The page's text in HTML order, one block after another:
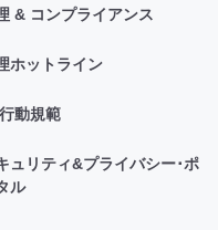
& コンプライアンス
ホットライン
動規範
ュリティ&プライバシー･ポ
ル